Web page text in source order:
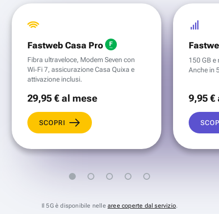
Fastweb Casa Pro
Fibra ultraveloce, Modem Seven con
Wi‑Fi 7, assicurazione Casa Quixa e
attivazione inclusi.
29,95 €al mese
SCOPRI
150 GB e
Anche in
9,95 €
Il 5G è disponibile nelle aree coperte dal servizio.